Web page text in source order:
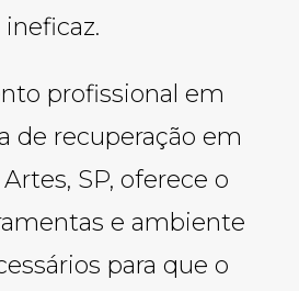
ineficaz.
profissional em
de recuperação em
SP, oferece o
e ambiente
para que o